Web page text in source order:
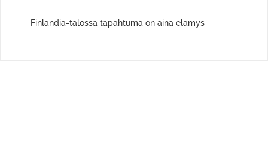
Finlandia-talossa tapahtuma on aina elämys